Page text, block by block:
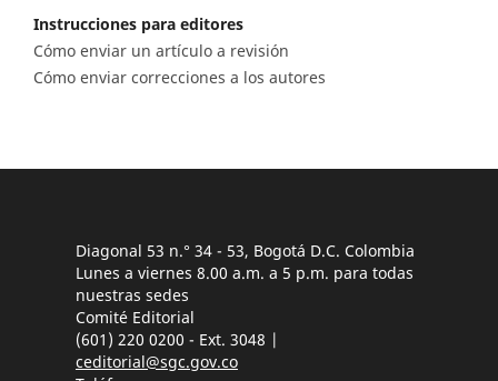
Instrucciones para editores
Cómo enviar un artículo a revisión
Cómo enviar correcciones a los autores
Diagonal 53 n.° 34 - 53, Bogotá D.C. Colombia
Lunes a viernes 8.00 a.m. a 5 p.m. para todas
nuestras sedes
Comité Editorial
(601) 220 0200 - Ext. 3048 |
ceditorial@sgc.gov.co